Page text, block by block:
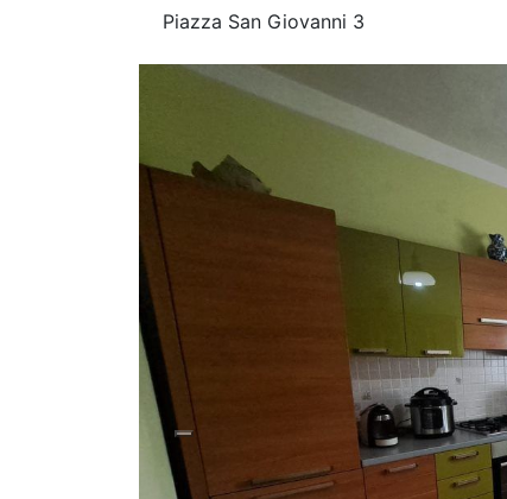
Piazza San Giovanni 3